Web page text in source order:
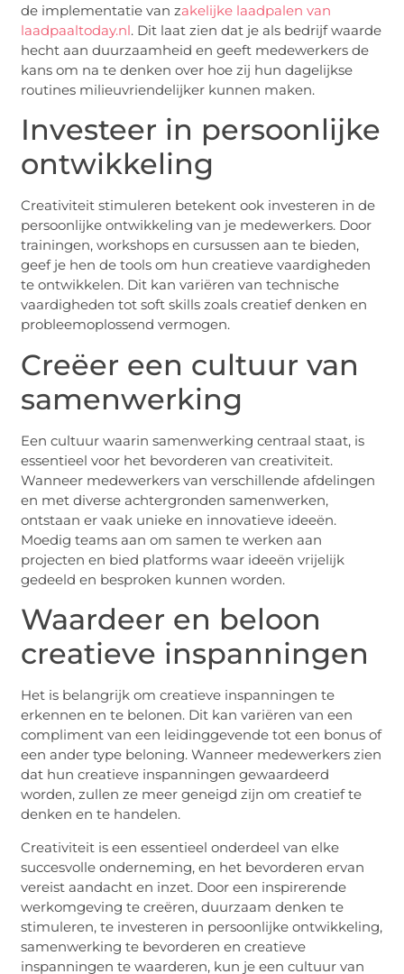
de implementatie van zakelijke laadpalen van
laadpaaltoday.nl. Dit laat zien dat je als bedrijf waarde
hecht aan duurzaamheid en geeft medewerkers de
kans om na te denken over hoe zij hun dagelijkse
routines milieuvriendelijker kunnen maken.
Investeer in persoonlijke
ontwikkeling
Creativiteit stimuleren betekent ook investeren in de
persoonlijke ontwikkeling van je medewerkers. Door
trainingen, workshops en cursussen aan te bieden,
geef je hen de tools om hun creatieve vaardigheden
te ontwikkelen. Dit kan variëren van technische
vaardigheden tot soft skills zoals creatief denken en
probleemoplossend vermogen.
Creëer een cultuur van
samenwerking
Een cultuur waarin samenwerking centraal staat, is
essentieel voor het bevorderen van creativiteit.
Wanneer medewerkers van verschillende afdelingen
en met diverse achtergronden samenwerken,
ontstaan er vaak unieke en innovatieve ideeën.
Moedig teams aan om samen te werken aan
projecten en bied platforms waar ideeën vrijelijk
gedeeld en besproken kunnen worden.
Waardeer en beloon
creatieve inspanningen
Het is belangrijk om creatieve inspanningen te
erkennen en te belonen. Dit kan variëren van een
compliment van een leidinggevende tot een bonus of
een ander type beloning. Wanneer medewerkers zien
dat hun creatieve inspanningen gewaardeerd
worden, zullen ze meer geneigd zijn om creatief te
denken en te handelen.
Creativiteit is een essentieel onderdeel van elke
succesvolle onderneming, en het bevorderen ervan
vereist aandacht en inzet. Door een inspirerende
werkomgeving te creëren, duurzaam denken te
stimuleren, te investeren in persoonlijke ontwikkeling,
samenwerking te bevorderen en creatieve
inspanningen te waarderen, kun je een cultuur van